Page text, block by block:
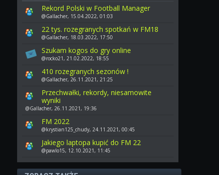
Rekord Polski w Football Manager
@Gallacher, 15.04.2022, 01:03
22 tys. rozegranych spotkań w FM18
@Gallacher, 18.03.2022, 17:50
Szukam kogos do gry online
@rocko21, 21.02.2022, 18:55
410 rozegranych sezonów !
@Gallacher, 26.11.2021, 21:25
Przechwałki, rekordy, niesamowite
wyniki
@Gallacher, 26.11.2021, 19:36
FM 2022
@krystian125_chudy, 24.11.2021, 00:45
Jakiego laptopa kupić do FM 22
@pawlo15, 12.10.2021, 11:45